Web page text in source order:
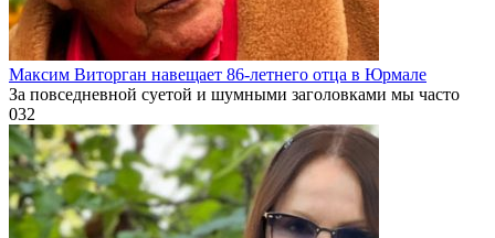
Максим Виторган навещает 86-летнего отца в Юрмале
За повседневной суетой и шумными заголовками мы часто
032